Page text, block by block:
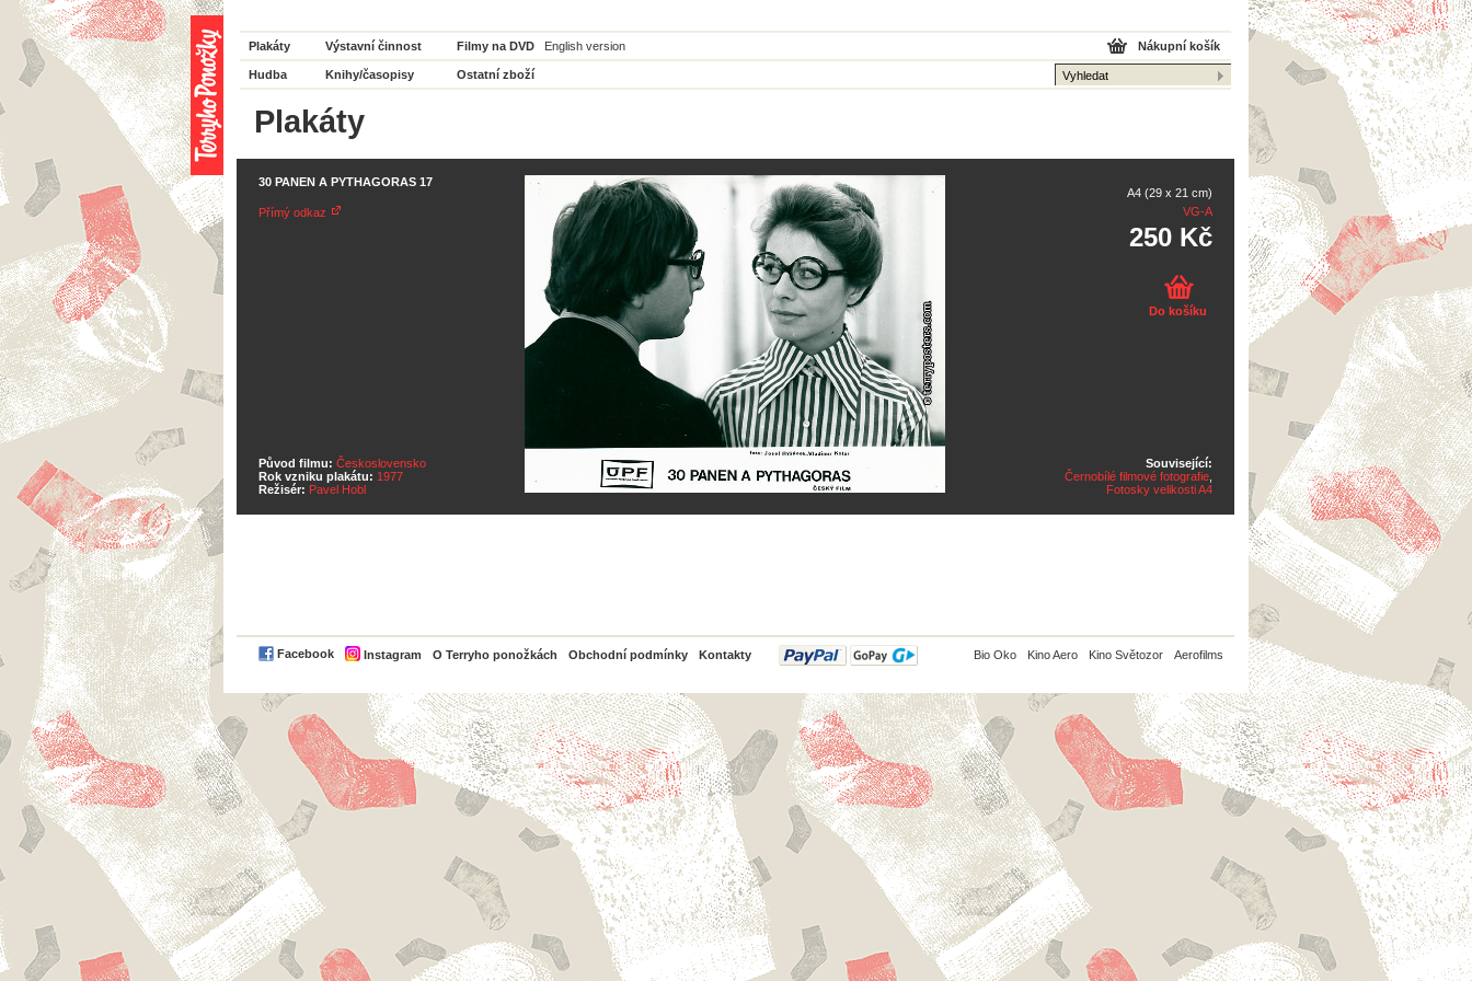
Plakáty Výstavní činnost Filmy na DVD English version
Hudba Knihy/časopisy Ostatní zboží
Nákupní košík
Plakáty
30 PANEN A PYTHAGORAS 17
Přímý odkaz
Původ filmu: Československo
Rok vzniku plakátu: 1977
Režisér: Pavel Hobl
A4 (29 x 21 cm)
VG-A
250 Kč
Do košíku
Související:
Černobílé filmové fotografie
Fotosky velikosti A4
Facebook Instagram O Terryho ponožkách Obchodní podmínky Kontakty
PayPal Bio Oko Kino Aero Kino Světozor Aerofilms